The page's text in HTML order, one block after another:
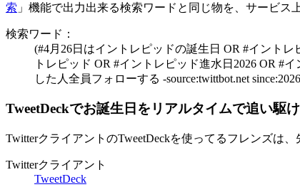
索 」機能で出力出来る検索ワードと同じ物を、サービス
検索ワード：
(#4月26日はイントレピッドの誕生日 OR #イント
トレピッド OR #イントレピッド進水日2026 OR #
した人全員フォローする -source:twittbot.net
TweetDeckでお誕生日をリアルタイムで追い駆け
TwitterクライアントのTweetDeckを使ってるフレンズは
Twitterクライアント
TweetDeck